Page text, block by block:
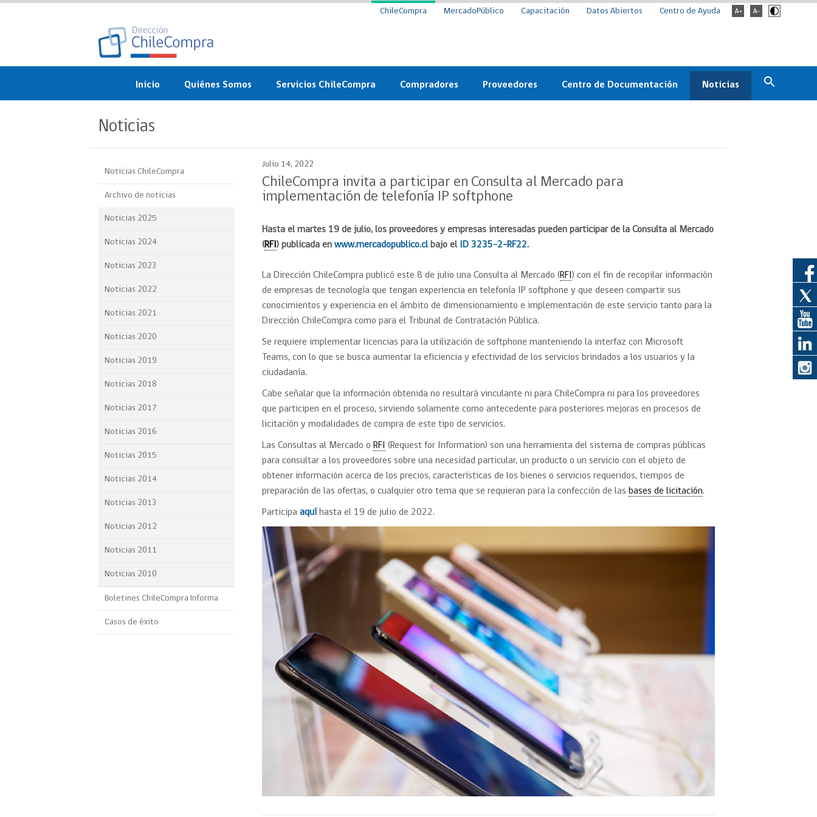
ChileCompra MercadoPúblico Capacitación Datos Abiertos Centro de Ayuda
Inicio Quiénes Somos
objetivos
Organigrama
Participación Ciudadana
Reportes Ley de Inclusión
Sé parte de nuestro equipo
Servicios ChileCompra
ChileCompra
Eficiencia
Capacitación ChileCompra:
Certificación competencias
Asesorías estratégicas
Compras Coordinadas
Datos Abiertos
API de Mercado Público
Ciberseguridad
Emergencias
Compradores
Circular
Compra Ágil
Tipos de Licitaciones
Bases Tipo de Licitación
Subasta inversa
electrónica
Compra Pública de
Innovación
Compras públicas con
perspectiva de género
Proveedores
Licitaciones
Convenio Marco
Trato directo
Subasta inversa
electrónica proveedor
Requisitos para obtener el
Sello Empresa Mujer
Centro de Documentación Noticias
Archivo de noticias
Casos de éxito
Noticias
Noticias ChileCompra
Archivo de noticias
Noticias 2025
Noticias 2024
Noticias 2023
Noticias 2022
Noticias 2021
Noticias 2020
Noticias 2019
Noticias 2018
Noticias 2017
Noticias 2016
Noticias 2015
Noticias 2014
Noticias 2013
Noticias 2012
Noticias 2011
Noticias 2010
Boletines ChileCompra Informa
Casos de éxito
Julio 14, 2022
ChileCompra invita a participar en Consulta al Mercado para
implementación de telefonía IP softphone
Hasta el martes 19 de julio, los proveedores y empresas interesadas pueden participar de la Consulta al Mercado
(RFI) publicada enwww.mercadopublico.clbajo el ID 3235-2-RF22.
La Dirección ChileCompra publicó este 8 de julio una Consulta al Mercado (RFI) con el fin de recopilar información
de empresas de tecnología que tengan experiencia en telefonía IP softphone y que deseen compartir sus
conocimientos y experiencia en el ámbito de dimensionamiento e implementación de este servicio tanto para la
Dirección ChileCompra como para el Tribunal de Contratación Pública.
Se requiere implementar licencias para la utilización de softphone manteniendo la interfaz con Microsoft
Teams, con lo que se busca aumentar la eficiencia y efectividad de los servicios brindados a los usuarios y la
ciudadanía.
Cabe señalar que la información obtenida no resultará vinculante ni para ChileCompra ni para los proveedores
que participen en el proceso, sirviendo solamente como antecedente para posteriores mejoras en procesos de
licitación y modalidades de compra de este tipo de servicios.
Las Consultas al Mercado o RFI
(Request for Information) son una herramienta del sistema de compras públicas
para consultar a los proveedores sobre una necesidad particular, un producto o un servicio con el objeto de
obtener información acerca de los precios, características de los bienes o servicios requeridos, tiempos de
preparación de las ofertas, o cualquier otro tema que se requieran para la confección de las bases de licitación.
Participaaquí hasta el 19 de julio de 2022.